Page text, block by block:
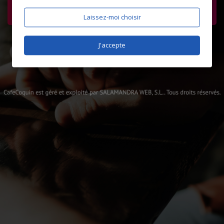
Laissez-moi choisir
J'accepte